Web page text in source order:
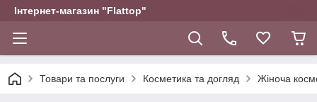
Інтернет-магазин "Flattop"
Товари та послуги Косметика та догляд Жіноча